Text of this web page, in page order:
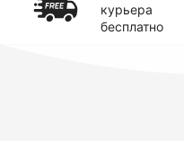
курьера
бесплатно